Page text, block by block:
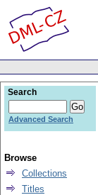
Search
Advanced Search
Browse
Collections
Titles